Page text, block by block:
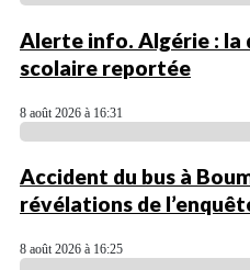
Alerte info. Algérie : la
scolaire reportée
8 août 2026 à 16:31
Accident du bus à
révélations de
8 août 2026 à 16:25